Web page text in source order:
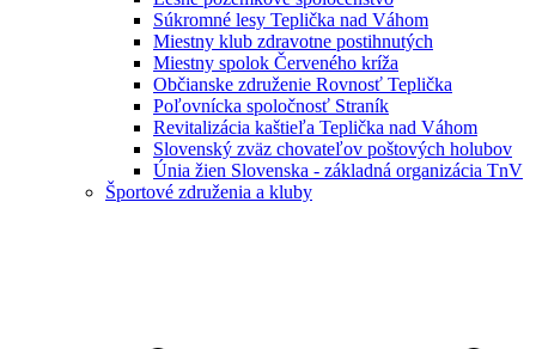
Súkromné lesy Teplička nad Váhom
Miestny klub zdravotne postihnutých
Miestny spolok Červeného kríža
Občianske združenie Rovnosť Teplička
Poľovnícka spoločnosť Straník
Revitalizácia kaštieľa Teplička nad Váhom
Slovenský zväz chovateľov poštových holubov
Únia žien Slovenska - základná organizácia TnV
Športové združenia a kluby